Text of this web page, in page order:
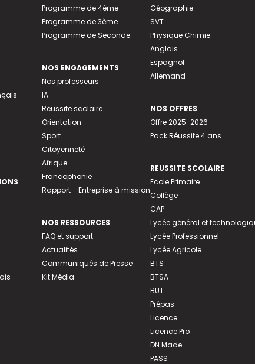
Programme de 4ème
Programme de 3ème
Programme de Seconde
NOS ENGAGEMENTS
Nos professeurs
IA
Réussite scolaire
Orientation
Sport
Citoyenneté
Afrique
Francophonie
Rapport - Entreprise à mission
NOS RESSOURCES
FAQ et support
Actualités
Communiqués de Presse
Kit Média
Géographie
SVT
Physique Chimie
Anglais
Espagnol
Allemand
NOS OFFRES
Offre 2025-2026
Pack Réussite 4 ans
REUSSITE SCOLAIRE
Ecole Primaire
Collège
CAP
Lycée général et
Lycée Professionnel
Lycée Agricole
BTS
BTSA
BUT
Prépas
Licence
Licence Pro
DN Made
PASS